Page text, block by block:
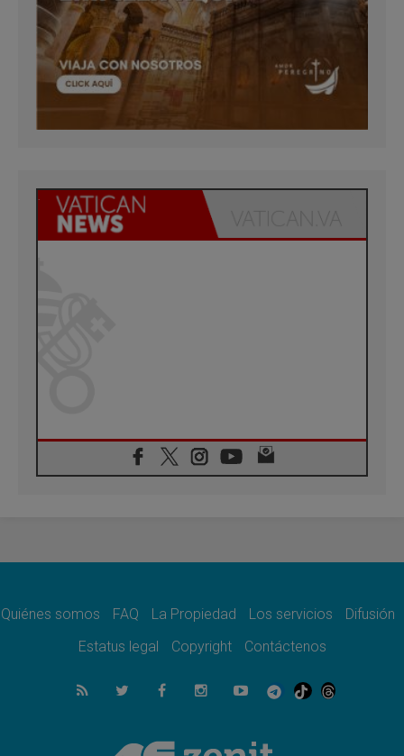
Quiénes somos FAQ La Propiedad Los servicios
Difusión
Estatus legal
Copyright Contáctenos